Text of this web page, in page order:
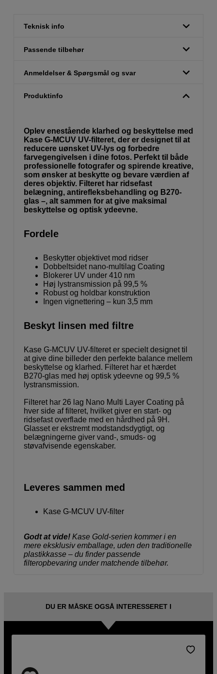
Teknisk info
Passende tilbehør
Anmeldelser & Spørgsmål og svar
Produktinfo
Oplev enestående klarhed og beskyttelse med
Kase G-MCUV UV-filteret, der er designet til at
reducere uønsket UV-lys og forbedre
farvegengivelsen i dine fotos. Perfekt til både
professionelle fotografer og spirende kreative,
som ønsker at beskytte og bevare værdien af
deres objektiv. Filteret har ridsefast
belægning, antirefleksbehandling og B270-
glas –, alt sammen for at give maksimal
beskyttelse og optisk ydeevne.
Fordele
Beskytter objektivet mod ridser
Dobbeltsidet nano-multilag Coating
Blokerer UV under 410 nm
Høj lystransmission på 99,5 %
Robust og holdbar konstruktion
Ingen vignettering – kun 3,5 mm
Beskyt linsen med filtre
Kase G-MCUV UV-filteret er specielt designet til
at give dine billeder den perfekte balance mellem
beskyttelse og klarhed. Filteret har et hærdet
B270-glas med høj optisk ydeevne og 99,5 %
lystransmission.
Filteret har 26 lag Nano Multi Layer Coating på
hver side af filteret, hvilket giver en start- og
ridsefast overflade med en hårdhed på 9H.
Glasset er ekstremt modstandsdygtigt, og
belægningerne giver vand-, smuds- og
støvafvisende egenskaber.
Leveres sammen med
Kase G-MCUV UV-filter
Godt at vide! Kase Gold-serien kommer i en
mere eksklusiv emballage, uden den traditionelle
plastikkasse – du finder passende
filteropbevaring under matchende tilbehør.
DU ER MÅSKE OGSÅ INTERESSERET I